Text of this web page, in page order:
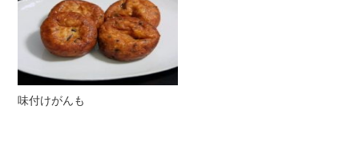
味付けがんも